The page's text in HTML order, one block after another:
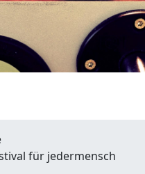
für jedermensch